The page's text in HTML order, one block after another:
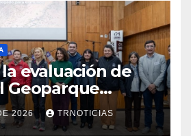
evaluación de
Geoparque
en el
2026 TRNOTICIAS